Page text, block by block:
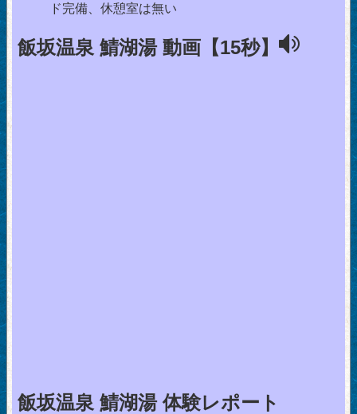
ド完備、休憩室は無い
飯坂温泉 鯖湖湯 動画【15秒】
飯坂温泉 鯖湖湯 体験レポート